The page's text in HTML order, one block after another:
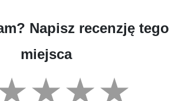
Napisz recenzję tego
miejsca